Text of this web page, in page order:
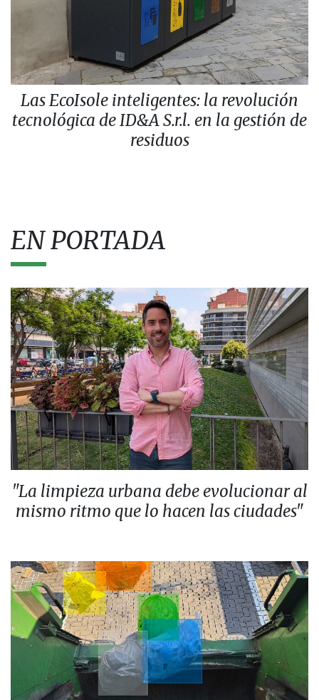
Las EcoIsole inteligentes: la revolución
tecnológica de ID&A S.r.l. en la gestión de
residuos
EN PORTADA
"La limpieza urbana debe evolucionar al
mismo ritmo que lo hacen las ciudades"